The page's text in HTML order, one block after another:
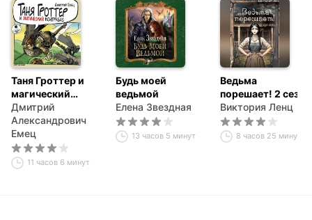
Таня Гроттер и
магический
контрабас
Дмитрий
Александрович
Емец
11 часов 6 минут
Будь моей
ведьмой
Елена Звездная
13 часов 5 минут
Ведьма
порешает! 2 сезон
Виктория Ленц
8 часов 25 минут